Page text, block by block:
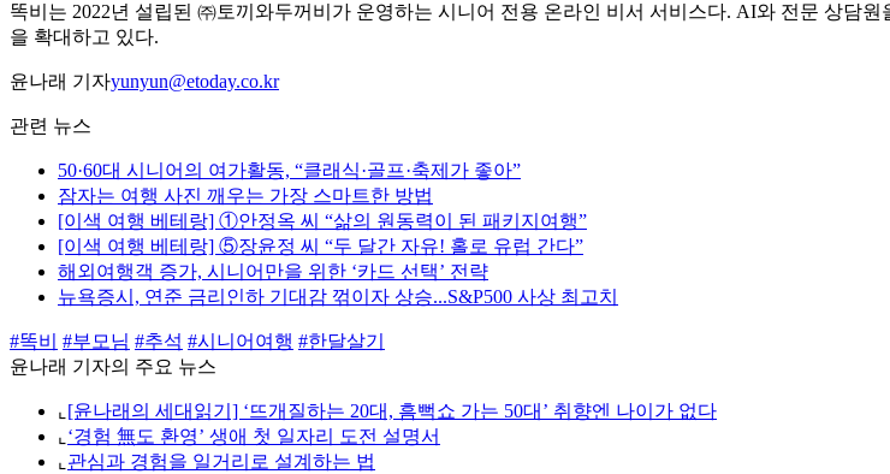
똑비는 2022년 설립된 ㈜토끼와두꺼비가 운영하는 시니어 전용 온라인 비서 서비스다. AI와 전문 상담
을 확대하고 있다.
윤나래 기자yunyun@etoday.co.kr
관련 뉴스
50·60대 시니어의 여가활동, “클래식·골프·축제가 좋아”
잠자는 여행 사진 깨우는 가장 스마트한 방법
[이색 여행 베테랑] ①안정옥 씨 “삶의 원동력이 된 패키지여행”
[이색 여행 베테랑] ⑤장윤정 씨 “두 달간 자유! 홀로 유럽 간다”
해외여행객 증가, 시니어만을 위한 ‘카드 선택’ 전략
뉴욕증시, 연준 금리인하 기대감 꺾이자 상승...S&P500 사상 최고치
#똑비 #부모님 #추석 #시니어여행 #한달살기
윤나래 기자의 주요 뉴스
⌞ [윤나래의 세대읽기] ‘뜨개질하는 20대, 흠뻑쇼 가는 50대’ 취향엔 나이가 없다
⌞ ‘경험 無도 환영’ 생애 첫 일자리 도전 설명서
⌞ 관심과 경험을 일거리로 설계하는 법